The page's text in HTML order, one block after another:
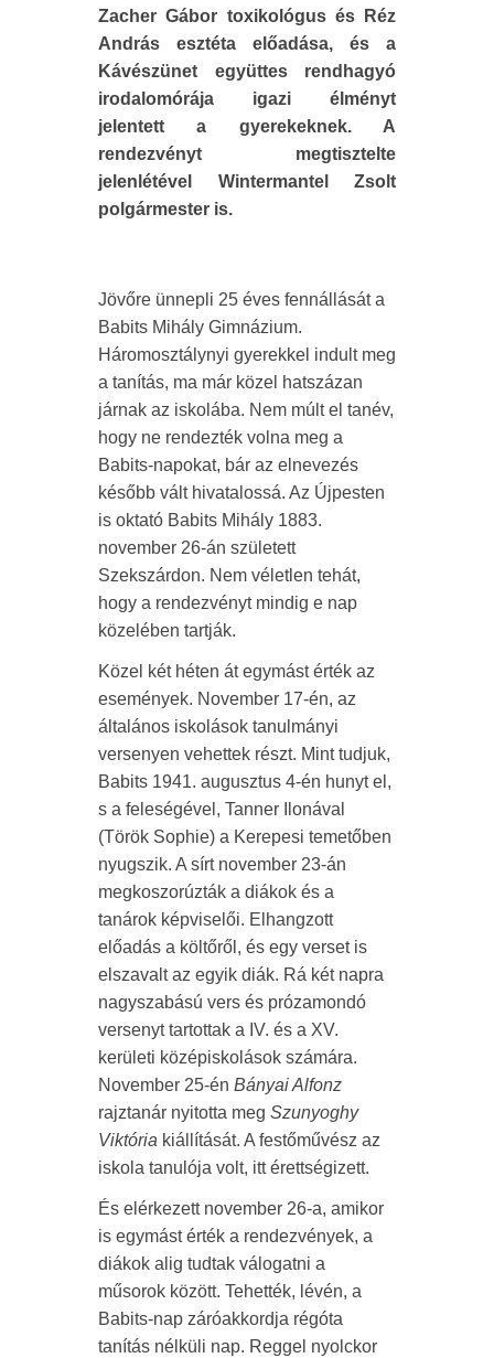
Zacher Gábor toxikológus és Réz
András esztéta előadása, és a
Kávészünet együttes rendhagyó
irodalomórája igazi élményt
jelentett a gyerekeknek. A
rendezvényt megtisztelte
jelenlétével Wintermantel Zsolt
polgármester is.
Jövőre ünnepli 25 éves fennállását a
Babits Mihály Gimnázium.
Háromosztálynyi gyerekkel indult meg
a tanítás, ma már közel hatszázan
járnak az iskolába. Nem múlt el tanév,
hogy ne rendezték volna meg a
Babits-napokat, bár az elnevezés
később vált hivatalossá. Az Újpesten
is oktató Babits Mihály 1883.
november 26-án született
Szekszárdon. Nem véletlen tehát,
hogy a rendezvényt mindig e nap
közelében tartják.
Közel két héten át egymást érték az
események. November 17-én, az
általános iskolások tanulmányi
versenyen vehettek részt. Mint tudjuk,
Babits 1941. augusztus 4-én hunyt el,
s a feleségével, Tanner Ilonával
(Török Sophie) a Kerepesi temetőben
nyugszik. A sírt november 23-án
megkoszorúzták a diákok és a
tanárok képviselői. Elhangzott
előadás a költőről, és egy verset is
elszavalt az egyik diák. Rá két napra
nagyszabású vers és prózamondó
versenyt tartottak a IV. és a XV.
kerületi középiskolások számára.
November 25-én Bányai Alfonz
rajztanár nyitotta meg Szunyoghy
Viktória kiállítását. A festőművész az
iskola tanulója volt, itt érettségizett.
És elérkezett november 26-a, amikor
is egymást érték a rendezvények, a
diákok alig tudtak válogatni a
műsorok között. Tehették, lévén, a
Babits-nap záróakkordja régóta
tanítás nélküli nap. Reggel nyolckor